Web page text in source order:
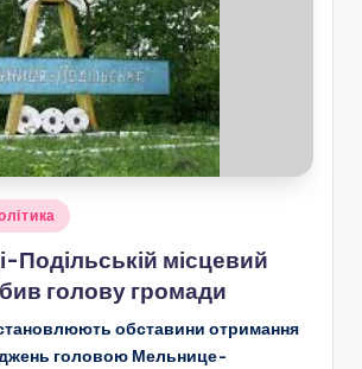
Подільській місцевий
голову громади
обставини отримання
головою Мельнице-